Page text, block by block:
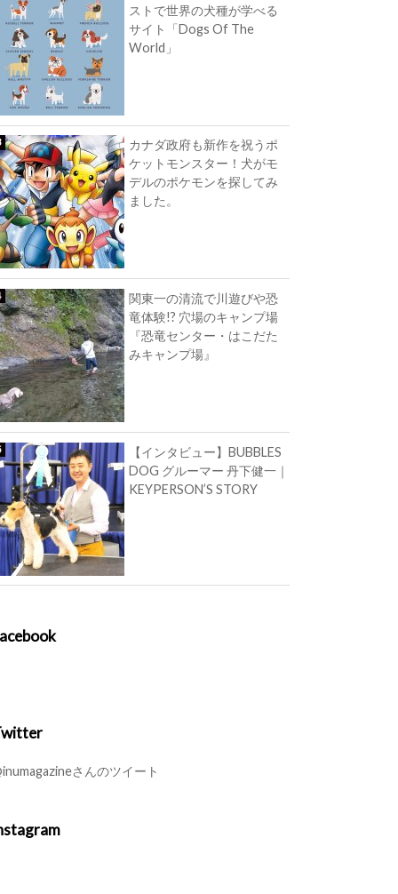
ストで世界の犬種が学べる
サイト「Dogs Of The
World」
カナダ政府も新作を祝うポ
ケットモンスター！犬がモ
デルのポケモンを探してみ
ました。
関東一の清流で川遊びや恐
竜体験!? 穴場のキャンプ場
『恐竜センター・はこだた
みキャンプ場』
【インタビュー】BUBBLES
DOG グルーマー 丹下健一｜
KEYPERSON’S STORY
さんのツイート